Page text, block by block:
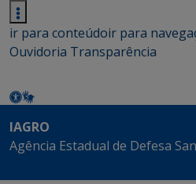
ir para conteúdoir para
Ouvidoria Transparência
IAGRO
Agência Estadual de Defesa